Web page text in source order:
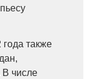
также
В числе